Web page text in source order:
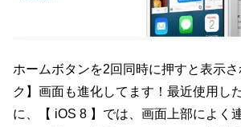
ホームボタンを2回同時に押すと表示
ク】画面も進化してます！最近使用し
に、【 iOS 8 】では、画面上部によく